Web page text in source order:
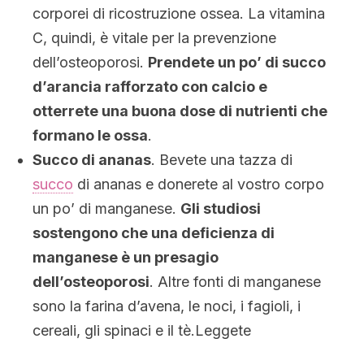
corporei di ricostruzione ossea. La vitamina
C, quindi, è vitale per la prevenzione
dell’osteoporosi. Prendete un po’ di succo
d’arancia rafforzato con calcio e
otterrete una buona dose di nutrienti che
formano le ossa.
Succo di ananas. Bevete una tazza di
succo di ananas e donerete al vostro corpo
un po’ di manganese. Gli studiosi
sostengono che una deficienza di
manganese è un presagio
dell’osteoporosi. Altre fonti di manganese
sono la farina d’avena, le noci, i fagioli, i
cereali, gli spinaci e il tè.Leggete